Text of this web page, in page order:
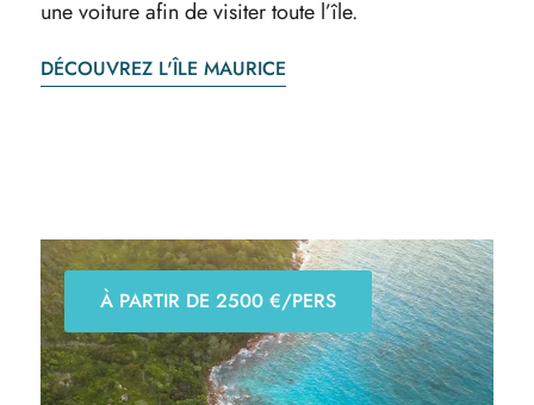
une voiture afin de visiter toute l’île.
DÉCOUVREZ L'ÎLE MAURICE
À PARTIR DE 2500 €/PERS